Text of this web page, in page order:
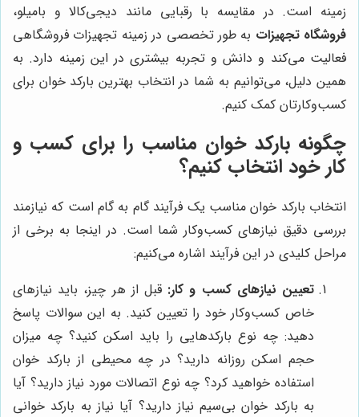
زمینه است. در مقایسه با رقبایی مانند دیجی‌کالا و بامیلو،
فروشگاه تجهیزات به طور تخصصی در زمینه تجهیزات فروشگاهی
فعالیت می‌کند و دانش و تجربه بیشتری در این زمینه دارد. به
همین دلیل، می‌توانیم به شما در انتخاب بهترین بارکد خوان برای
کسب‌وکارتان کمک کنیم.
چگونه بارکد خوان مناسب را برای کسب و
کار خود انتخاب کنیم؟
انتخاب بارکد خوان مناسب یک فرآیند گام به گام است که نیازمند
بررسی دقیق نیازهای کسب‌وکار شما است. در اینجا به برخی از
مراحل کلیدی در این فرآیند اشاره می‌کنیم:
تعیین نیازهای کسب و کار: قبل از هر چیز، باید نیازهای
خاص کسب‌وکار خود را تعیین کنید. به این سوالات پاسخ
دهید: چه نوع بارکدهایی را باید اسکن کنید؟ چه میزان
حجم اسکن روزانه دارید؟ در چه محیطی از بارکد خوان
استفاده خواهید کرد؟ چه نوع اتصالات مورد نیاز دارید؟ آیا
به بارکد خوان بی‌سیم نیاز دارید؟ آیا نیاز به بارکد خوانی